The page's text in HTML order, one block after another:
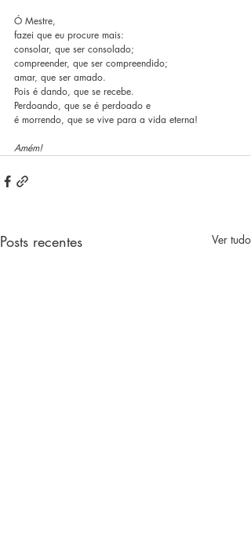
Ó Mestre,
fazei que eu procure mais:
consolar, que ser consolado;
compreender, que ser compreendido;
amar, que ser amado.
Pois é dando, que se recebe.
Perdoando, que se é perdoado e
é morrendo, que se vive para a vida eterna!
Amém!
Posts recentes Ver tudo